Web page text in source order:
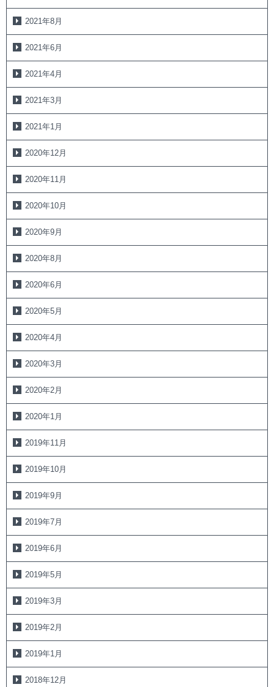
2021年8月
2021年6月
2021年4月
2021年3月
2021年1月
2020年12月
2020年11月
2020年10月
2020年9月
2020年8月
2020年6月
2020年5月
2020年4月
2020年3月
2020年2月
2020年1月
2019年11月
2019年10月
2019年9月
2019年7月
2019年6月
2019年5月
2019年3月
2019年2月
2019年1月
2018年12月